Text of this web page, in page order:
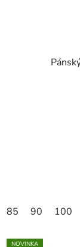
85 90 100
NOVINKA